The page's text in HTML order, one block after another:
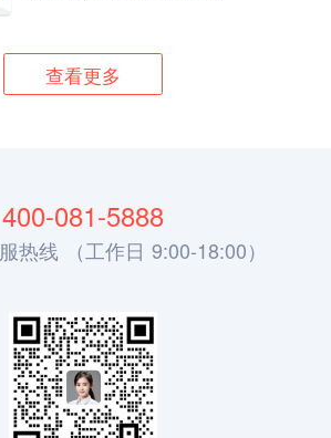
查看更多
400-081-5888
热线 （工作日 9:00-18:00）